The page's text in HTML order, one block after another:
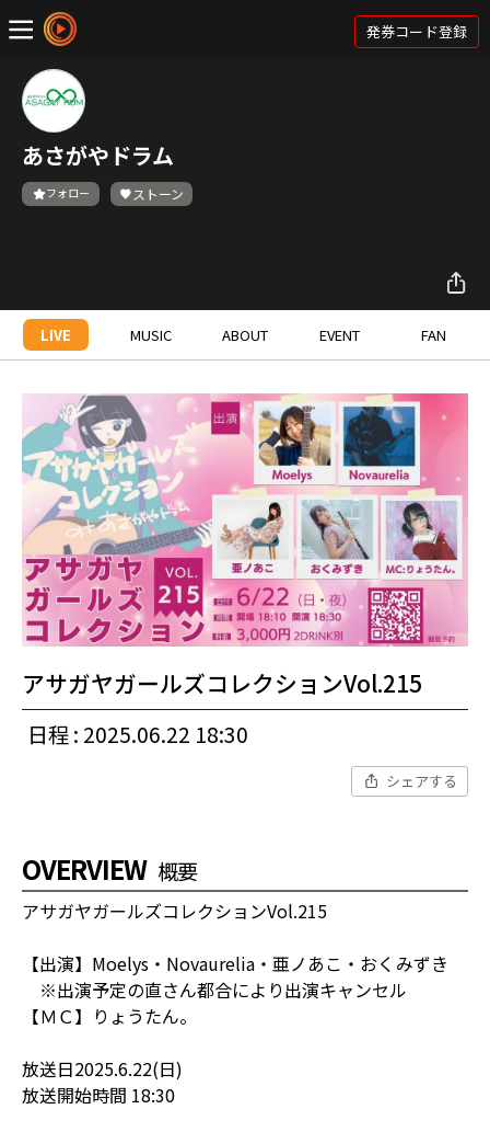
発券コード登録
あさがやドラム
フォロー ストーン
LIVE MUSIC ABOUT EVENT FAN
アサガヤガールズコレクションVol.215
日程 : 2025.06.22 18:30
シェアする
OVERVIEW 概要
アサガヤガールズコレクションVol.215
【出演】Moelys・Novaurelia・亜ノあこ・おくみずき
※出演予定の直さん都合により出演キャンセル
【ＭＣ】りょうたん。
放送日2025.6.22(日)
放送開始時間 18:30